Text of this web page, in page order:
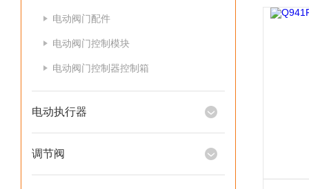
电动阀门配件
电动阀门控制模块
电动阀门控制器控制箱
电动执行器
调节阀